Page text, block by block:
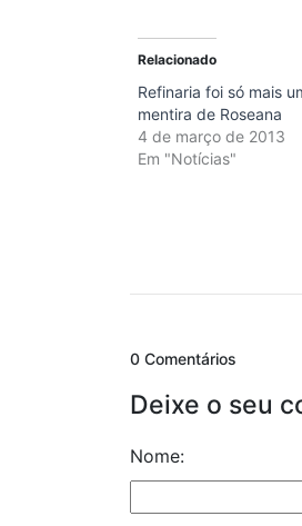
Relacionado
Refinaria foi só mais
mentira de Roseana
4 de março de 2013
Em "Notícias"
0 Comentários
Deixe o seu
Nome: